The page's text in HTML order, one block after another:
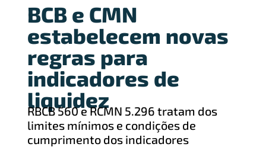
BCB e CMN
estabelecem novas
regras para
indicadores de
liquidez
RBCB 560 e RCMN 5.296 tratam dos
limites mínimos e condições de
cumprimento dos indicadores